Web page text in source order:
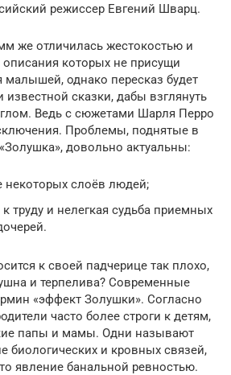
режиссер Евгений Шварц.
же отличилась жестокостью и
которых не присущи
однако пересказ будет
известной сказки, дабы взглянуть
Ведь с сюжетами Шарля Перро
Проблемы, поднятые в
довольно актуальны:
некоторых слоёв людей;
труду и нелегкая судьба приемных
к своей падчерице так плохо,
и терпелива? Современные
«эффект Золушки». Согласно
часто более строги к детям,
папы и мамы. Одни называют
биологических и кровных связей,
явление банальной ревностью.